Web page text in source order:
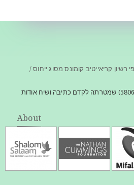
קריאייטיב קומונס מסוג ייחוס /
תוהו היא עמותה רשומה (580613073) שמטרתה לקדם כתיבה ושיח אודות
About